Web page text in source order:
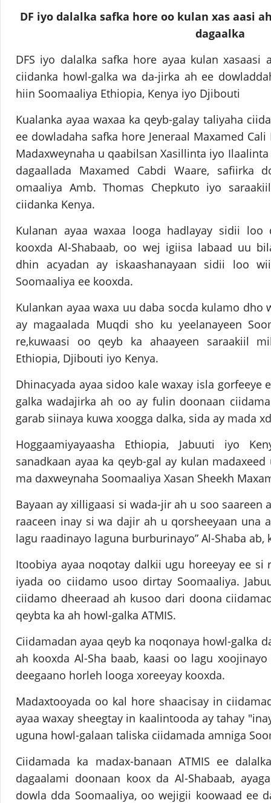
DF iyo dalalka safka hore oo kulan xas aasi
dagaalka
DFS iyo dalalka safka hore ayaa kulan xasaasi
ciidanka howl-galka wa da-jirka ah ee
hiin Soomaaliya Ethiopia, Kenya iyo Djibouti
Kualanka ayaa waxaa ka qeyb-galay taliyaha
ee dowladaha safka hore Jeneraal Maxamed
Madaxweynaha u qaabilsan Xasillinta iyo
dagaallada Maxamed Cabdi Waare, safiirka
omaaliya Amb. Thomas Chepkuto iyo
ciidanka Kenya.
Kulanan ayaa waxaa looga hadlayay sidii loo
kooxda Al-Shabaab, oo wej igiisa labaad uu
dhin acyadan ay iskaashanayaan sidii loo
Soomaaliya ee kooxda.
Kulankan ayaa waxa uu daba socda kulamo
ay magaalada Muqdi sho ku yeelanayeen
re,kuwaasi oo qeyb ka ahaayeen saraakiil
Ethiopia, Djibouti iyo Kenya.
Dhinacyada ayaa sidoo kale waxay isla
galka wadajirka ah oo ay fulin doonaan
garab siinaya kuwa xoogga dalka, sida ay mada
Hoggaamiyayaasha Ethiopia, Jabuuti iyo
sanadkaan ayaa ka qeyb-gal ay kulan
ma daxweynaha Soomaaliya Xasan Sheekh
Bayaan ay xilligaasi si wada-jir ah u soo saareen
raaceen inay si wa dajir ah u qorsheeyaan una
lagu raadinayo laguna burburinayo” Al-Shaba
Itoobiya ayaa noqotay dalkii ugu horeeyay ee si
iyada oo ciidamo usoo dirtay Soomaaliya.
ciidamo dheeraad ah kusoo dari doona
qeybta ka ah howl-galka ATMIS.
Ciidamadan ayaa qeyb ka noqonaya howl-galka
ah kooxda Al-Sha baab, kaasi oo lagu
deegaano horleh looga xoreeyay kooxda.
Madaxtooyada oo kal hore shaacisay in
ayaa waxay sheegtay in kaalintooda ay tahay
uguna howl-galaan taliska ciidamada amniga
Ciidamada ka madax-banaan ATMIS ee
dagaalami doonaan koox da Al-Shabaab,
dowla dda Soomaaliya, oo wejigii koowaad ee